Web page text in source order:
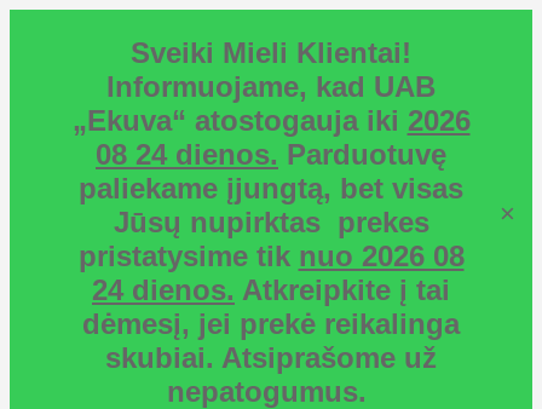
Sveiki Mieli Klientai!
Informuojame, kad UAB
„Ekuva“ atostogauja iki 2026
08 24 dienos. Parduotuvę
paliekame įjungtą, bet visas
Jūsų nupirktas prekes
pristatysime tik nuo 2026 08
24 dienos. Atkreipkite į tai
dėmesį, jei prekė reikalinga
skubiai. Atsiprašome už
nepatogumus.
×